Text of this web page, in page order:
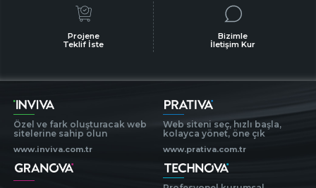
Projene
Teklif İste
Bizimle
İletişim Kur
Özel ve fark oluşturacak web
sitelerine sahip olun
www.inviva.com.tr
Web siteni seç, hızlı başla,
kolayca yönet, öne çık
www.prativa.com.tr